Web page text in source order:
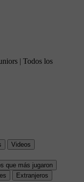
| Todos los
Videos
que más jugaron
Extranjeros